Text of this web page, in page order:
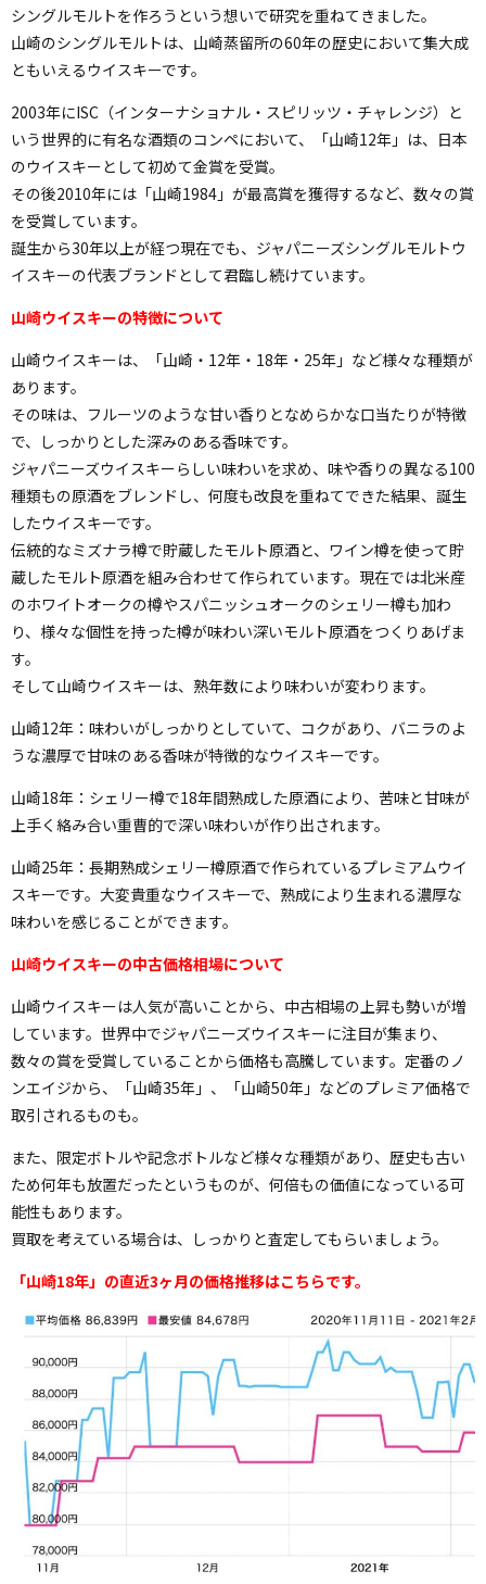
シングルモルトを作ろうという想いで研究を重ねてきました。
山崎のシングルモルトは、山崎蒸留所の60年の歴史において集大成
ともいえるウイスキーです。
2003年にISC（インターナショナル・スピリッツ・チャレンジ）と
いう世界的に有名な酒類のコンペにおいて、「山崎12年」は、日本
のウイスキーとして初めて金賞を受賞。
その後2010年には「山崎1984」が最高賞を獲得するなど、数々の賞
を受賞しています。
誕生から30年以上が経つ現在でも、ジャパニーズシングルモルトウ
イスキーの代表ブランドとして君臨し続けています。
山崎ウイスキーの特徴について
山崎ウイスキーは、「山崎・12年・18年・25年」など様々な種類が
あります。
その味は、フルーツのような甘い香りとなめらかな口当たりが特徴
で、しっかりとした深みのある香味です。
ジャパニーズウイスキーらしい味わいを求め、味や香りの異なる100
種類もの原酒をブレンドし、何度も改良を重ねてできた結果、誕生
したウイスキーです。
伝統的なミズナラ樽で貯蔵したモルト原酒と、ワイン樽を使って貯
蔵したモルト原酒を組み合わせて作られています。現在では北米産
のホワイトオークの樽やスパニッシュオークのシェリー樽も加わ
り、様々な個性を持った樽が味わい深いモルト原酒をつくりあげま
す。
そして山崎ウイスキーは、熟年数により味わいが変わります。
山崎12年：味わいがしっかりとしていて、コクがあり、バニラのよ
うな濃厚で甘味のある香味が特徴的なウイスキーです。
山崎18年：シェリー樽で18年間熟成した原酒により、苦味と甘味が
上手く絡み合い重曹的で深い味わいが作り出されます。
山崎25年：長期熟成シェリー樽原酒で作られているプレミアムウイ
スキーです。大変貴重なウイスキーで、熟成により生まれる濃厚な
味わいを感じることができます。
山崎ウイスキーの中古価格相場について
山崎ウイスキーは人気が高いことから、中古相場の上昇も勢いが増
しています。世界中でジャパニーズウイスキーに注目が集まり、
数々の賞を受賞していることから価格も高騰しています。定番のノ
ンエイジから、「山崎35年」、「山崎50年」などのプレミア価格で
取引されるものも。
また、限定ボトルや記念ボトルなど様々な種類があり、歴史も古い
ため何年も放置だったというものが、何倍もの価値になっている可
能性もあります。
買取を考えている場合は、しっかりと査定してもらいましょう。
「山崎18年」の直近3ヶ月の価格推移はこちらです。